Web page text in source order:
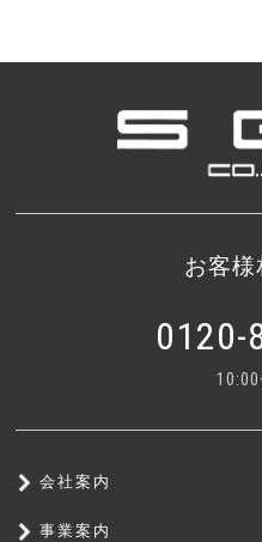
お客様
0120-
会社案内
事業案内